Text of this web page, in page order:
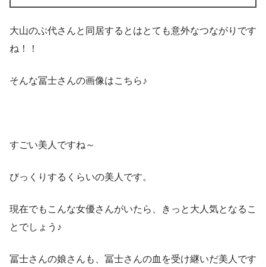
大山のぶ代さんと同居するとはとても意外なつながりです
ね！！
そんな冨士さんの画像はこちら♪
すごい美人ですね～
びっくりするくらいの美人です。
現在でもこんな女優さんがいたら、きっと大人気となるこ
とでしょう♪
冨士さんの娘さんも、冨士さんの血を受け継いだ美人です